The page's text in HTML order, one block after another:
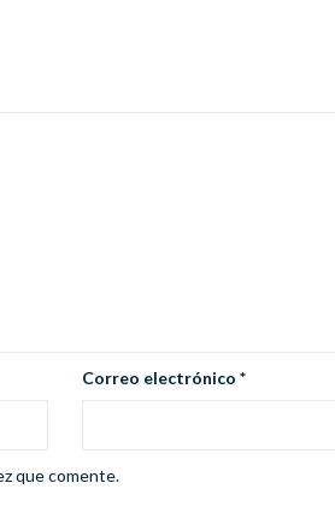
Correo electrónico *
que comente.